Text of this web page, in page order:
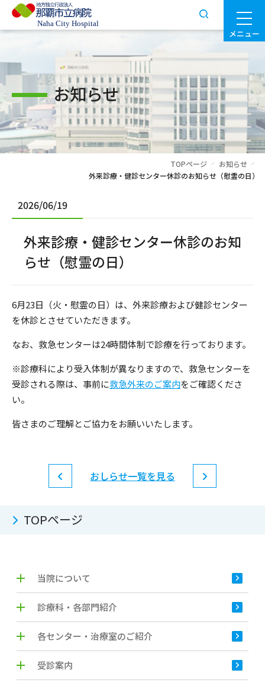
メニュー
お知らせ
TOPページ
お知らせ
外来診療・健診センター休診のお知らせ（慰霊の日）
2026/06/19
外来診療・健診センター休診のお知
らせ（慰霊の日）
6月23日（火・慰霊の日）は、外来診療および健診センター
を休診とさせていただきます。
なお、救急センターは24時間体制で診療を行っております。
※診療科により受入体制が異なりますので、救急センターを
受診される際は、事前に救急外来のご案内をご確認くださ
い。
皆さまのご理解とご協力をお願いいたします。
おしらせ一覧を見る
TOPページ
当院について
診療科・各部門紹介
各センター・治療室のご紹介
受診案内